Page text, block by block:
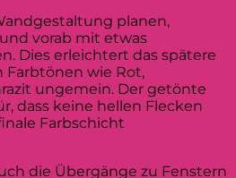
planen,
vorab mit etwas
Dies erleichtert das spätere
Farbtönen wie Rot,
ungemein. Der getönte
dass keine hellen Flecken
Farbschicht
die Übergänge zu Fenstern